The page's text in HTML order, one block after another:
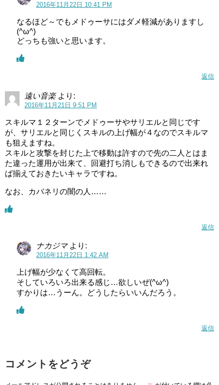
2016年11月22日 10:41 PM
なるほど～でもメドゥーサにはダメ軽減がありますし
(^ω^)
どっちも強いと思います。
返信
遠い音楽 より:
2016年11月21日 9:51 PM
スキルマ１２ターンでメドゥーサやサリエルと同じです
が、サリエルと同じくスキルの上げ幅が４なのでスキルマ
も狙えますね。
スキルと攻撃を封じた上で移動は許すので先の二人とはま
た違った運用が出来て、回避打ち消しもできるので出来れ
ば揃えておきたいキャラですね。
なお、カバネリの闇の人……
返信
ナカジマ より:
2016年11月22日 1:42 AM
上げ幅が少なくて高回転。
そしていろいろ出来る感じ…欲しいぜ(^ω^)
すかりは…うーん。どうしたらいいんだろう。
返信
コメントをどうぞ